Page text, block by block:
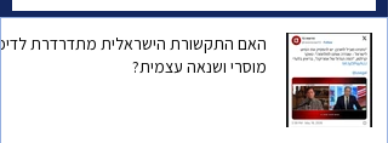
ישראל, או הפחד שהוא
עצמו יישכח?
האם התקשורת הישראלית מתדרדרת
מוסרי ושנאה עצמית?